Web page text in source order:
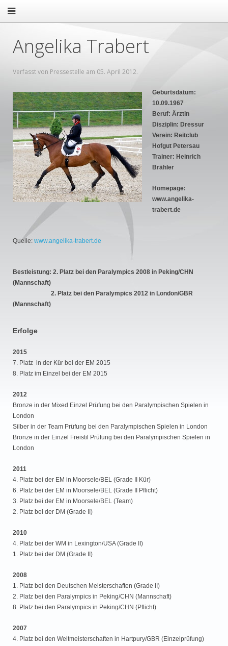
Angelika Trabert
Verfasst von Pressestelle am 05. April 2012.
Geburtsdatum:
10.09.1967
Beruf: Ärztin
Disziplin: Dressur
Verein: Reitclub
Hofgut Petersau
Trainer: Heinrich
Brähler
Homepage:
www.angelika-
trabert.de
Quelle: www.angelika-trabert.de
Bestleistung: 2. Platz bei den Paralympics 2008 in Peking/CHN
(Mannschaft)
2. Platz bei den Paralympics 2012 in London/GBR
(Mannschaft)
Erfolge
2015
7. Platz in der Kür bei der EM 2015
8. Platz im Einzel bei der EM 2015
2012
Bronze in der Mixed Einzel Prüfung bei den Paralympischen Spielen in
London
Silber in der Team Prüfung bei den Paralympischen Spielen in London
Bronze in der Einzel Freistil Prüfung bei den Paralympischen Spielen in
London
2011
4. Platz bei der EM in Moorsele/BEL (Grade II Kür)
6. Platz bei der EM in Moorsele/BEL (Grade II Pflicht)
3. Platz bei der EM in Moorsele/BEL (Team)
2. Platz bei der DM (Grade II)
2010
4. Platz bei der WM in Lexington/USA (Grade II)
1. Platz bei der DM (Grade II)
2008
1. Platz bei den Deutschen Meisterschaften (Grade II)
2. Platz bei den Paralympics in Peking/CHN (Mannschaft)
8. Platz bei den Paralympics in Peking/CHN (Pflicht)
2007
4. Platz bei den Weltmeisterschaften in Hartpury/GBR (Einzelprüfung)